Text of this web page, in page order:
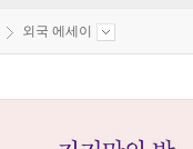
외국 에세이